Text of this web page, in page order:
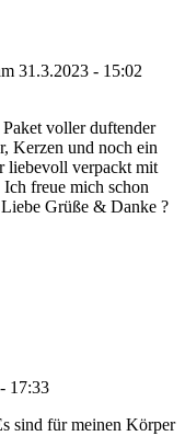
31.3.2023 - 15:02
voller duftender
Kerzen und noch ein
liebevoll verpackt mit
freue mich schon
Liebe Grüße & Danke ?
17:33
sind für meinen Körper